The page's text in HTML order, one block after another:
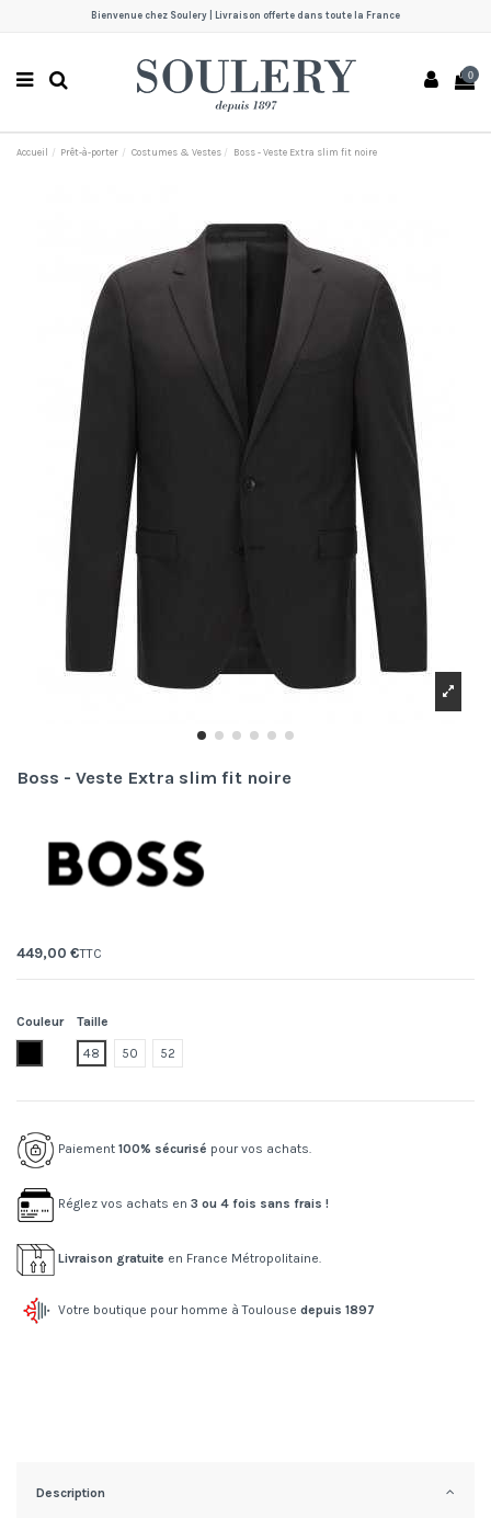
Bienvenue chez Soulery | Livraison offerte dans toute la France
0
Accueil Prêt-à-porter Costumes & Vestes Boss - Veste Extra slim fit noire
Boss - Veste Extra slim fit noire
449,00 €TTC
Couleur
Taille
48 50 52
Paiement 100% sécurisé pour vos achats.
Réglez vos achats en 3 ou 4 fois sans frais !
Livraison gratuite en France Métropolitaine.
Votre boutique pour homme à Toulouse depuis 1897
Description